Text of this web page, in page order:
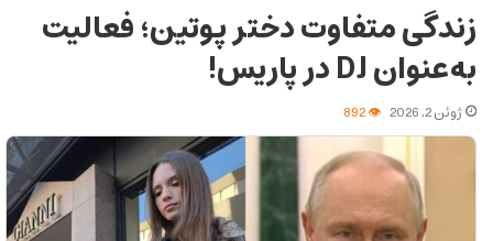
زندگی متفاوت دختر پوتین؛ فعالیت
به‌عنوان DJ در پاریس!
ژوئن 2, 2026